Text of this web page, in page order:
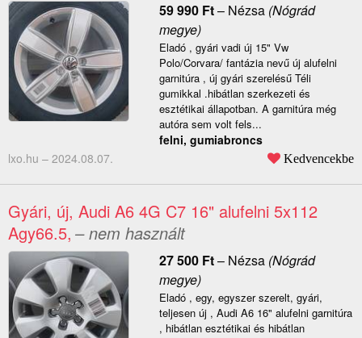
59 990 Ft– Nézsa(Nógrád
megye)
Eladó , gyári vadi új 15" Vw
Polo/Corvara/ fantázia nevű új alufelni
garnitúra , új gyári szerelésű Téli
gumikkal .hibátlan szerkezeti és
esztétikai állapotban. A garnitúra még
autóra sem volt fels...
felni, gumiabroncs
lxo.hu – 2024.08.07. Kedvencekbe
Gyári, új, Audi A6 4G C7 16" alufelni 5x112
Agy66.5, – nem használt
27 500 Ft– Nézsa(Nógrád
megye)
Eladó , egy, egyszer szerelt, gyári,
teljesen új , Audi A6 16" alufelni garnitúra
, hibátlan esztétikai és hibátlan